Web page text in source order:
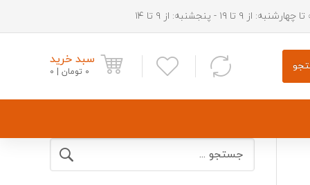
از ۹ تا ۱۹ - پنجشنبه: از ۹ تا ۱۴
سبد خرید
0 تومان 0